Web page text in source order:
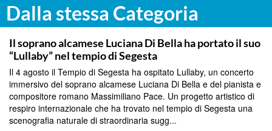
Dalla stessa Categoria
TRAPANI
Il soprano alcamese Luciana Di Bella ha portato il suo
“Lullaby” nel tempio di Segesta
Il 4 agosto il Tempio di Segesta ha ospitato Lullaby, un concerto
immersivo del soprano alcamese Luciana Di Bella e del pianista e
compositore romano Massimiliano Pace. Un progetto artistico di
respiro internazionale che ha trovato nel tempio di Segesta una
scenografia naturale di straordinaria sugg...